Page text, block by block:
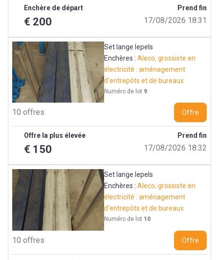
Prend fin
17/08/2026 18:31
Enchère de départ
€ 200
Set lange lepels
Enchères :Aleco, grossiste en
électricité : aménagement
d'entrepôts et de bureaux
Numéro de lot 9
10 offres Offre
Prend fin
17/08/2026 18:32
Offre la plus élevée
€ 150
Set lange lepels
Enchères :Aleco, grossiste en
électricité : aménagement
d'entrepôts et de bureaux
Numéro de lot 10
10 offres Offre